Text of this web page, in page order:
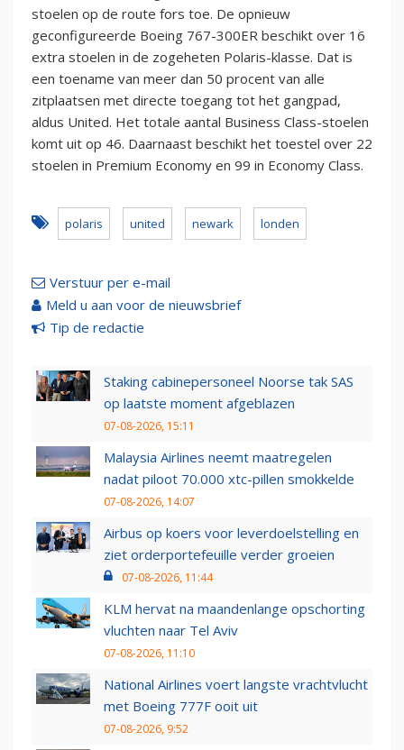
stoelen op de route fors toe. De opnieuw
geconfigureerde Boeing 767-300ER beschikt over 16
extra stoelen in de zogeheten Polaris-klasse. Dat is
een toename van meer dan 50 procent van alle
zitplaatsen met directe toegang tot het gangpad,
aldus United. Het totale aantal Business Class-stoelen
komt uit op 46. Daarnaast beschikt het toestel over 22
stoelen in Premium Economy en 99 in Economy Class.
polaris united newark londen
Verstuur per e-mail
Meld u aan voor de nieuwsbrief
Tip de redactie
Staking cabinepersoneel Noorse tak SAS
op laatste moment afgeblazen
07-08-2026, 15:11
Malaysia Airlines neemt maatregelen
nadat piloot 70.000 xtc-pillen smokkelde
07-08-2026, 14:07
Airbus op koers voor leverdoelstelling en
ziet orderportefeuille verder groeien
07-08-2026, 11:44
KLM hervat na maandenlange opschorting
vluchten naar Tel Aviv
07-08-2026, 11:10
National Airlines voert langste vrachtvlucht
met Boeing 777F ooit uit
07-08-2026, 9:52